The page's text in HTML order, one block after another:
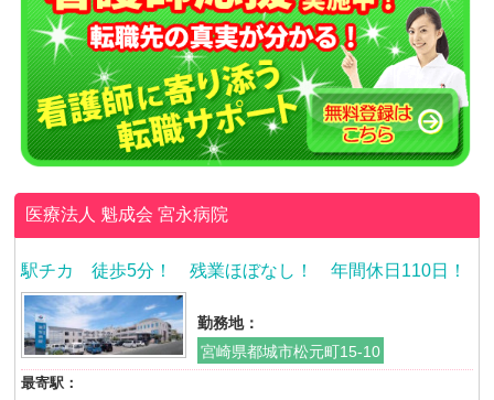
医療法人 魁成会宮永病院
駅チカ 徒歩5分！ 残業ほぼなし！ 年間休日110日！
勤務地：
宮崎県都城市松元町15-10
最寄駅：